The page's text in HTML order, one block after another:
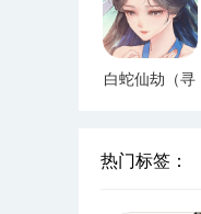
白蛇仙劫（寻
热门标签：